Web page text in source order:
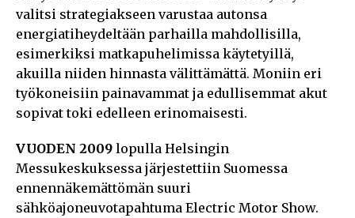
valitsi strategiakseen varustaa autonsa
energiatiheydeltään parhailla mahdollisilla,
esimerkiksi matkapuhelimissa käytetyillä,
akuilla niiden hinnasta välittämättä. Moniin eri
työkoneisiin painavammat ja edullisemmat akut
sopivat toki edelleen erinomaisesti.
VUODEN 2009 lopulla Helsingin
Messukeskuksessa järjestettiin Suomessa
ennennäkemättömän suuri
sähköajoneuvotapahtuma Electric Motor Show.